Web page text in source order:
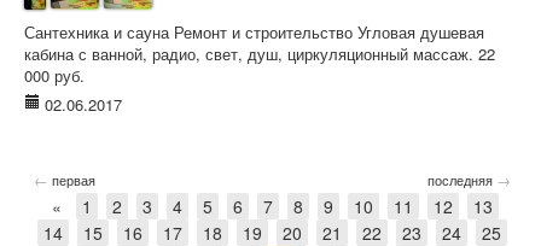
Сантехника и сауна Ремонт и строительство Угловая душевая
кабина с ванной, радио, свет, душ, циркуляционный массаж. 22
000 руб.
02.06.2017
← первая последняя →
« 1 2 3 4 5 6 7 8 9 10 11 12
13
14
15 16 17 18 19 20 21 22 23 24
25